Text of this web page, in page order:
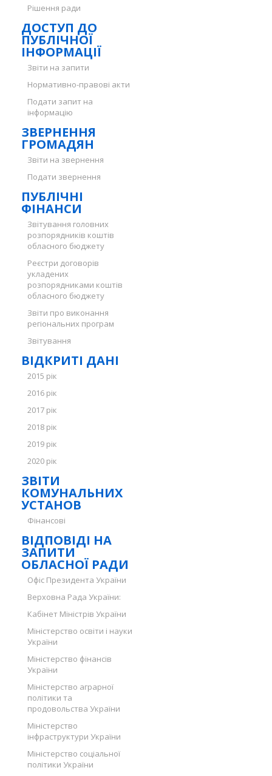
Рішення ради
ДОСТУП ДО
ПУБЛІЧНОЇ
ІНФОРМАЦІЇ
Звіти на запити
Нормативно-правові акти
Подати запит на
інформацію
ЗВЕРНЕННЯ
ГРОМАДЯН
Звіти на звернення
Подати звернення
ПУБЛІЧНІ
ФІНАНСИ
Звітування головних
розпорядників коштів
обласного бюджету
Реєстри договорів
укладених
розпорядниками коштів
обласного бюджету
Звіти про виконання
регіональних програм
Звітування
ВІДКРИТІ ДАНІ
2015 рік
2016 рік
2017 рік
2018 рік
2019 рік
2020 рік
ЗВІТИ
КОМУНАЛЬНИХ
УСТАНОВ
Фінансові
ВІДПОВІДІ НА
ЗАПИТИ
ОБЛАСНОЇ РАДИ
Офіс Президента України
Верховна Рада України:
Кабінет Міністрів України
Міністерство освіти і науки
України
Міністерство фінансів
України
Міністерство аграрної
політики та
продовольства України
Міністерство
інфраструктури України
Міністерство соціальної
політики України